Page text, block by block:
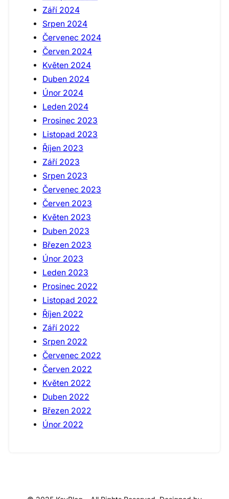
Září 2024
Srpen 2024
Červenec 2024
Červen 2024
Květen 2024
Duben 2024
Únor 2024
Leden 2024
Prosinec 2023
Listopad 2023
Říjen 2023
Září 2023
Srpen 2023
Červenec 2023
Červen 2023
Květen 2023
Duben 2023
Březen 2023
Únor 2023
Leden 2023
Prosinec 2022
Listopad 2022
Říjen 2022
Září 2022
Srpen 2022
Červenec 2022
Červen 2022
Květen 2022
Duben 2022
Březen 2022
Únor 2022